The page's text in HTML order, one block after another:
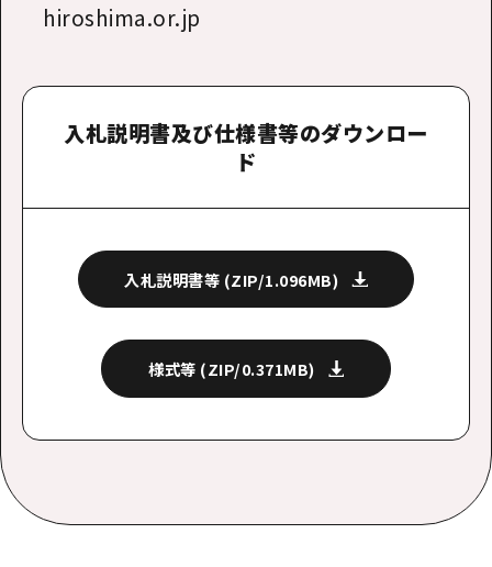
hiroshima.or.jp
入札説明書及び仕様書等のダウンロー
ド
入札説明書等 (ZIP/1.096MB)
様式等 (ZIP/0.371MB)